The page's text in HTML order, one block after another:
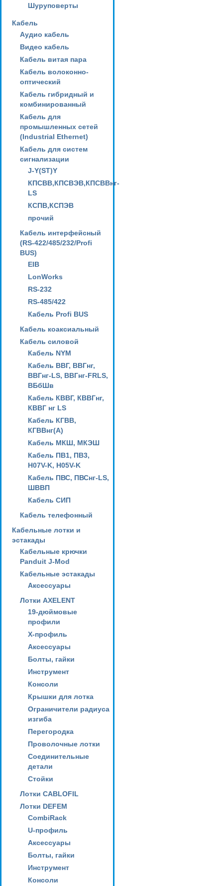
Шуруповерты
Кабель
Аудио кабель
Видео кабель
Кабель витая пара
Кабель волоконно-
оптический
Кабель гибридный и
комбинированный
Кабель для
промышленных сетей
(Industrial Ethernet)
Кабель для систем
сигнализации
J-Y(ST)Y
КПСВВ,КПСВЭВ,КПСВВнг-
LS
КСПВ,КСПЭВ
прочий
Кабель интерфейсный
(RS-422/485/232/Profi
BUS)
EIB
LonWorks
RS-232
RS-485/422
Кабель Profi BUS
Кабель коаксиальный
Кабель силовой
Кабель NYM
Кабель ВВГ, ВВГнг,
ВВГнг-LS, ВВГнг-FRLS,
ВБбШв
Кабель КВВГ, КВВГнг,
КВВГ нг LS
Кабель КГВВ,
КГВВнг(А)
Кабель МКШ, МКЭШ
Кабель ПВ1, ПВ3,
H07V-K, H05V-K
Кабель ПВС, ПВСнг-LS,
ШВВП
Кабель СИП
Кабель телефонный
Кабельные лотки и
эстакады
Кабельные крючки
Panduit J-Mod
Кабельные эстакады
Аксессуары
Лотки AXELENT
19-дюймовые
профили
X-профиль
Аксессуары
Болты, гайки
Инструмент
Консоли
Крышки для лотка
Ограничители радиуса
изгиба
Перегородка
Проволочные лотки
Соединительные
детали
Стойки
Лотки CABLOFIL
Лотки DEFEM
CombiRack
U-профиль
Аксессуары
Болты, гайки
Инструмент
Консоли